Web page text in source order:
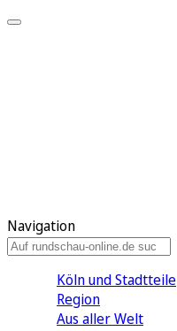
Navigation
Köln und Stadtteile
Region
Aus aller Welt